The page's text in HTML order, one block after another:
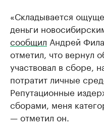
«Складывается
деньги
сообщил Андрей
отметил, что вернул
участвовал в сборе,
потратит личные
Репутационные
сборами, меня
— отметил он.